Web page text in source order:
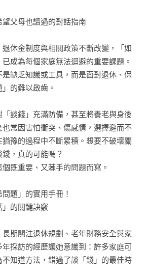
父母也讀過的對話指南
休金制度與相關政策不斷改變，「如
成為每個家庭無法迴避的重要課題。
缺乏知識或工具，而是面對退休、保
的難以啟齒。
談錢」充滿防備，甚至將養老與身後
常因害怕衝突、傷感情，選擇避而不
豫的過程中不斷累積。想要不破壞關
，真的可能嗎？
既重要、又棘手的問題而寫。
題」的實用手冊！
的關鍵訣竅
期關注退休規劃、老年財務安全與家
採訪的經歷讓她意識到：許多家庭可
知道方法，錯過了談「錢」的最佳時